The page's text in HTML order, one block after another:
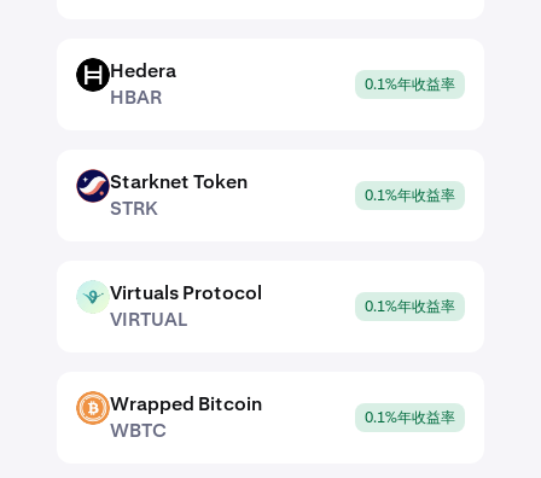
HBAR
Hedera
HBAR
0.1%年收益率
STRK
Starknet Token
STRK
0.1%年收益率
VIRTUAL Virtuals Protocol
VIRTUAL
0.1%年收益率
WBTC Wrapped Bitcoin
WBTC
0.1%年收益率